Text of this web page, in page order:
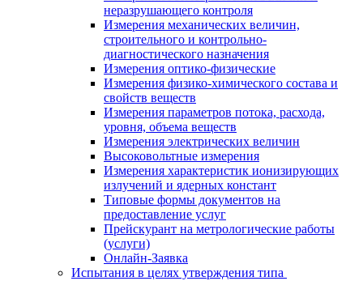
неразрушающего контроля
Измерения механических величин,
строительного и контрольно-
диагностического назначения
Измерения оптико-физические
Измерения физико-химического состава и
свойств веществ
Измерения параметров потока, расхода,
уровня, объема веществ
Измерения электрических величин
Высоковольтные измерения
Измерения характеристик ионизирующих
излучений и ядерных констант
Типовые формы документов на
предоставление услуг
Прейскурант на метрологические работы
(услуги)
Онлайн-Заявка
Испытания в целях утверждения типа